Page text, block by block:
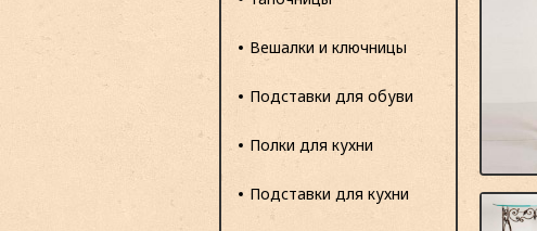
Вешалки и ключницы
Подставки для обуви
Полки для кухни
Подставки для кухни